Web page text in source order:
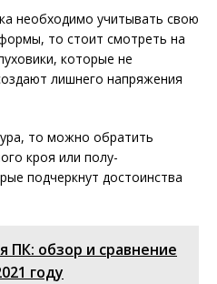
необходимо учитывать свою
то стоит смотреть на
которые не
лишнего напряжения
то можно обратить
кроя или полу-
подчеркнут достоинства
ПК: обзор и сравнение
году